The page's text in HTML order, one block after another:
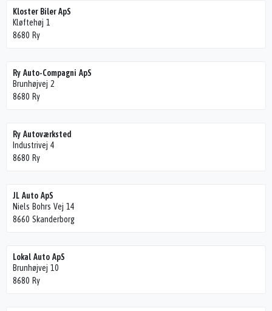
Kloster Biler ApS
Kløftehøj 1
8680 Ry
Ry Auto-Compagni ApS
Brunhøjvej 2
8680 Ry
Ry Autoværksted
Industrivej 4
8680 Ry
JL Auto ApS
Niels Bohrs Vej 14
8660 Skanderborg
Lokal Auto ApS
Brunhøjvej 10
8680 Ry